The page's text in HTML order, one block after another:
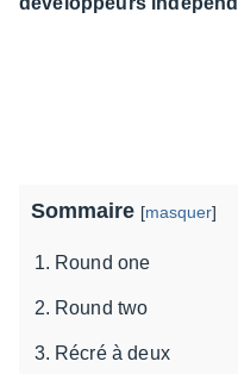
Sommaire [masquer]
Round one
Round two
Récré à deux